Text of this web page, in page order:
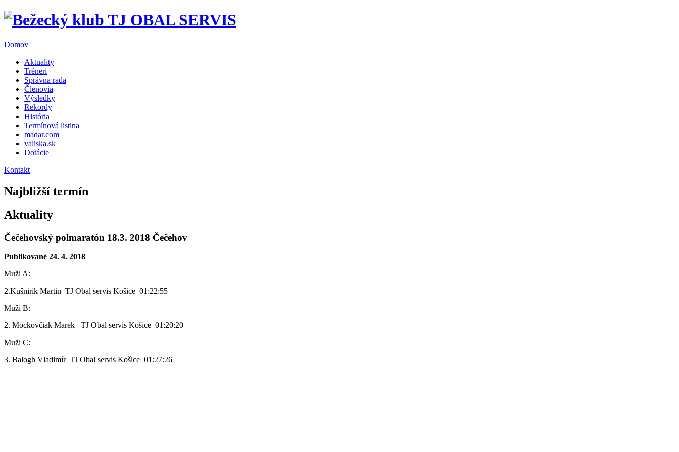
Domov
Aktuality
Tréneri
Správna rada
Členovia
Výsledky
Rekordy
História
Termínová listina
madar.com
valiska.sk
Dotácie
Kontakt
Najbližší termín
Aktuality
Čečehovský polmaratón 18.3. 2018 Čečehov
Publikované 24. 4. 2018
Muži A:
2.Kušnirik Martin TJ Obal servis Košice 01:22:55
Muži B:
2. Mockovčiak Marek TJ Obal servis Košice 01:20:20
Muži C:
3. Balogh Vladimír TJ Obal servis Košice 01:27:26